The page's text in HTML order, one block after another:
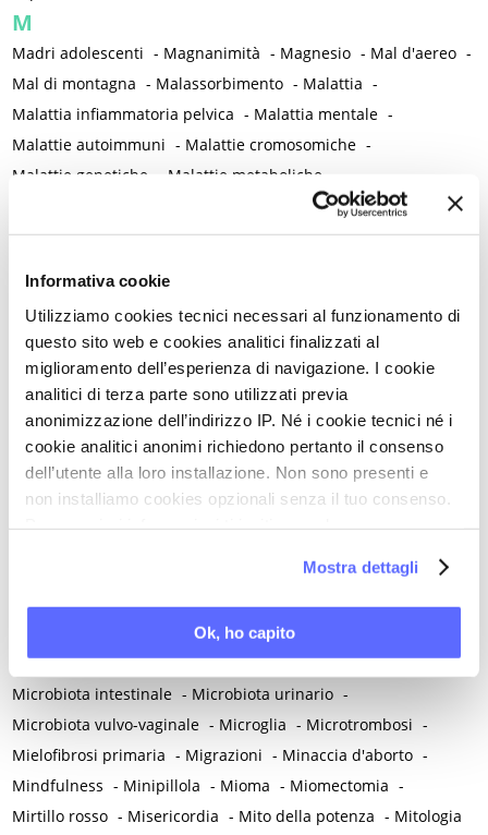
Informativa cookie
Utilizziamo cookies tecnici necessari al funzionamento di
questo sito web e cookies analitici finalizzati al
miglioramento dell’esperienza di navigazione. I cookie
analitici di terza parte sono utilizzati previa
anonimizzazione dell’indirizzo IP. Né i cookie tecnici né i
cookie analitici anonimi richiedono pertanto il consenso
dell’utente alla loro installazione. Non sono presenti e
non installiamo cookies opzionali senza il tuo consenso.
Mostra dettagli
Ok, ho capito
M
Madri adolescenti - Magnanimità - Magnesio - Mal d'aereo -
Mal di montagna - Malassorbimento - Malattia -
Malattia infiammatoria pelvica - Malattia mentale -
Malattie autoimmuni - Malattie cromosomiche -
Malattie genetiche
Malattie metaboliche
Malattie reumatiche -
Malattie sessualmente trasmesse -Male -Malformazioni -
Mastodinia / Mastalgia
-Mastopatia fibrocistica -Maternità
Matrimonio non consumato
Medicina
Medicina di genere
Medicina di precisione -Medicina occidentale
Medicina rigenerativa -Medicina tradizionale cinese -
Medico di famiglia -Meditazione -Melanosi vulvare -
Melatonina -Memoria -Memoria morale -
Menarca e pubertà - Menopausa e premenopausa -
-
Menopausa temporanea terapeutica -Menzogna -
Mestruazione retrograda -Metabolismo
Microangiopatia -Microbiota endometriale -
Microbiota intestinale - Microbiota urinario -
Microbiota vulvo-vaginale - Microglia - Microtrombosi -
Mielofibrosi primaria - Migrazioni - Minaccia d'aborto -
Mindfulness - Minipillola - Mioma - Miomectomia -
Mirtillo rosso - Misericordia - Mito della potenza - Mitologia